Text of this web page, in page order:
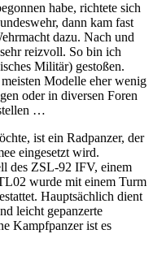
habe, richtete sich
dann kam fast
dazu. Nach und
reizvoll. So bin ich
Militär) gestoßen.
Modelle eher wenig
oder in diversen Foren
…
ist ein Radpanzer, der
eingesetzt wird.
des ZSL-92 IFV, einem
wurde mit einem Turm
Hauptsächlich dient
leicht gepanzerte
Kampfpanzer ist es